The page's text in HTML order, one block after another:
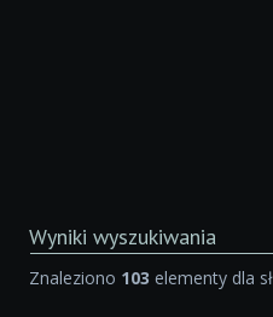
Wyniki wyszukiwania
Znaleziono 103 elementy dla